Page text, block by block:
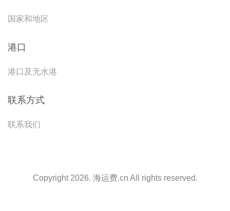
国家和地区
港口
港口及无水港
联系方式
联系我们
Copyright 2026. 海运费.cn All rights reserved.